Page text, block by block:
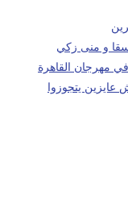
مهرجان القاهرة
يتجوزوا